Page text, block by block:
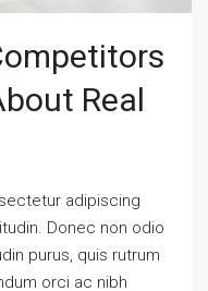
Real
adipiscing
Donec non odio
purus, quis rutrum
orci ac nibh